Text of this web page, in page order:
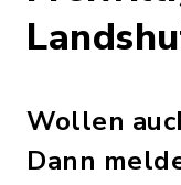
Wollen
Dann